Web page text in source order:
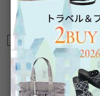
【ギフトラッピングについて
こちらの商品は簡易ラッピ
商品番号 2222049